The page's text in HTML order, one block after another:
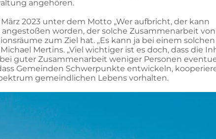
angehören.
2023 unter dem Motto „Wer aufbricht, der kann
worden, der solche Zusammenarbeit
zum Ziel hat. „Es kann ja bei einem
Mertins. „Viel wichtiger ist es doch, dass die
guter Zusammenarbeit weniger Personen
Gemeinden Schwerpunkte entwickeln,
gemeindlichen Lebens vorhalten.